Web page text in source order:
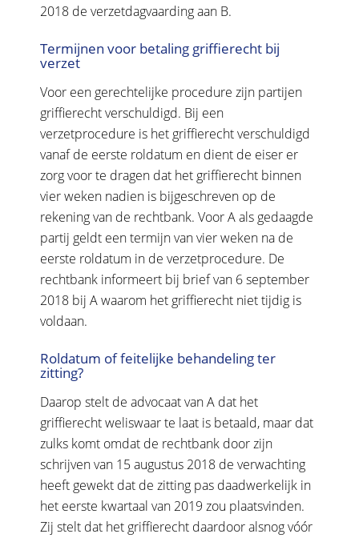
2018 de verzetdagvaarding aan B.
Termijnen voor betaling griffierecht bij
verzet
Voor een gerechtelijke procedure zijn partijen
griffierecht verschuldigd. Bij een
verzetprocedure is het griffierecht verschuldigd
vanaf de eerste roldatum en dient de eiser er
zorg voor te dragen dat het griffierecht binnen
vier weken nadien is bijgeschreven op de
rekening van de rechtbank. Voor A als gedaagde
partij geldt een termijn van vier weken na de
eerste roldatum in de verzetprocedure. De
rechtbank informeert bij brief van 6 september
2018 bij A waarom het griffierecht niet tijdig is
voldaan.
Roldatum of feitelijke behandeling ter
zitting?
Daarop stelt de advocaat van A dat het
griffierecht weliswaar te laat is betaald, maar dat
zulks komt omdat de rechtbank door zijn
schrijven van 15 augustus 2018 de verwachting
heeft gewekt dat de zitting pas daadwerkelijk in
het eerste kwartaal van 2019 zou plaatsvinden.
Zij stelt dat het griffierecht daardoor alsnog vóór